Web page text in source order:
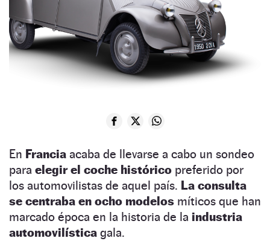
En Francia acaba de llevarse a cabo un sondeo
para elegir el coche histórico preferido por
los automovilistas de aquel país. La consulta
se centraba en ocho modelos míticos que han
marcado época en la historia de la industria
automovilística gala.